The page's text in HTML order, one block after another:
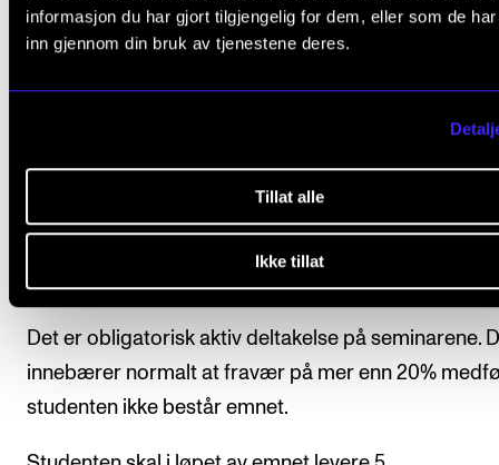
informasjon du har gjort tilgjengelig for dem, eller som de
inn gjennom din bruk av tjenestene deres.
Tillat alle
Ikke tillat
bidrar aktivt i gruppediskusjoner.
Det er obligatorisk aktiv deltakelse på seminarene.
innebærer normalt at fravær på mer enn 20%
studenten ikke består emnet.